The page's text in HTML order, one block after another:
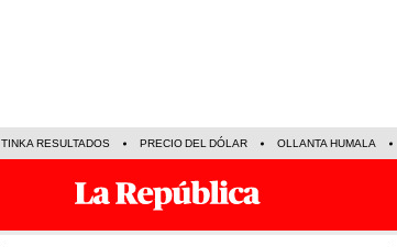
TINKA RESULTADOS PRECIO DEL DÓLAR OLLANTA HUMALA